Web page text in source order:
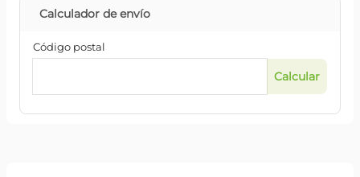
Código postal